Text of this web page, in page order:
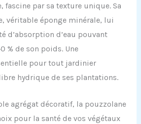
fascine par sa texture unique. Sa
véritable éponge minérale, lui
d’absorption d’eau pouvant
% de son poids. Une
pour tout jardinier
hydrique de ses plantations.
agrégat décoratif, la pouzzolane
pour la santé de vos végétaux